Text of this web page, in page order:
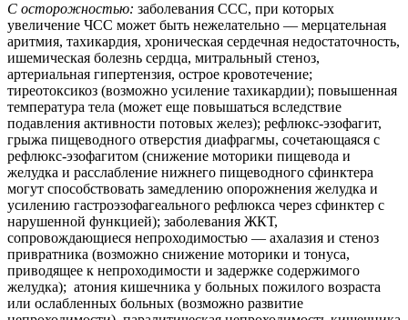
С осторожностью: заболевания ССС, при которых
увеличение ЧСС может быть нежелательно — мерцательная
аритмия, тахикардия, хроническая сердечная недостаточность,
ишемическая болезнь сердца, митральный стеноз,
артериальная гипертензия, острое кровотечение;
тиреотоксикоз (возможно усиление тахикардии); повышенная
температура тела (может еще повышаться вследствие
подавления активности потовых желез); рефлюкс-эзофагит,
грыжа пищеводного отверстия диафрагмы, сочетающаяся с
рефлюкс-эзофагитом (снижение моторики пищевода и
желудка и расслабление нижнего пищеводного сфинктера
могут способствовать замедлению опорожнения желудка и
усилению гастроэзофагеального рефлюкса через сфинктер с
нарушенной функцией); заболевания ЖКТ,
сопровождающиеся непроходимостью — ахалазия и стеноз
привратника (возможно снижение моторики и тонуса,
приводящее к непроходимости и задержке содержимого
желудка); атония кишечника у больных пожилого возраста
или ослабленных больных (возможно развитие